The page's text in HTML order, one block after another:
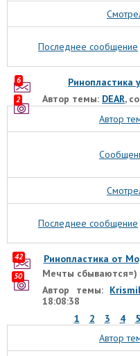
Последнее сообщение
Ринопластика
Автор темы: DEAR,
6
2
Автор
Последнее сообщение
Ринопластика от
Мечты сбываются=)
Автор темы:
18:08:38
1
2 3 4 5
42
50
Автор